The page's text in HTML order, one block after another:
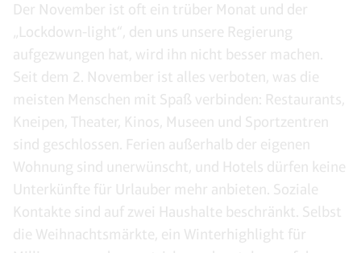
Der November ist oft ein trüber Monat und der
„Lockdown-light“, den uns unsere Regierung
aufgezwungen hat, wird ihn nicht besser machen.
Seit dem 2. November ist alles verboten, was die
meisten Menschen mit Spaß verbinden: Restaurants,
Kneipen, Theater, Kinos, Museen und Sportzentren
sind geschlossen. Ferien außerhalb der eigenen
Wohnung sind unerwünscht, und Hotels dürfen keine
Unterkünfte für Urlauber mehr anbieten. Soziale
Kontakte sind auf zwei Haushalte beschränkt. Selbst
die Weihnachtsmärkte, ein Winterhighlight für